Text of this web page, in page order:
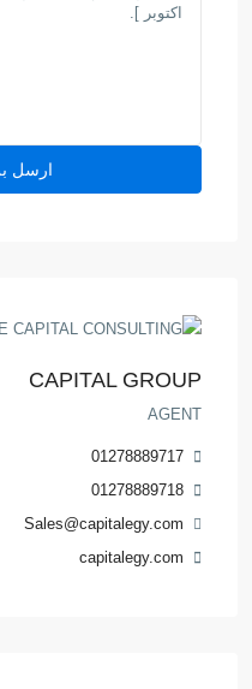
CAPITAL GROUP
AGENT
01278889717
01278889718
Sales@capitalegy.com
capitalegy.com